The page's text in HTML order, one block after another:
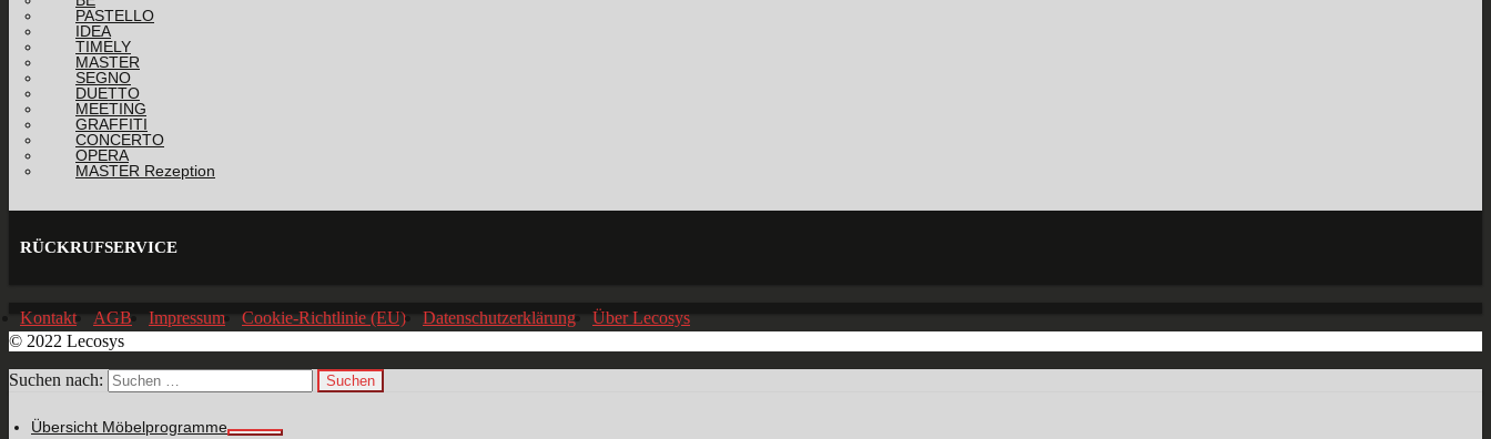
PASTELLO
IDEA
TIMELY
MASTER
SEGNO
DUETTO
MEETING
GRAFFITI
CONCERTO
OPERA
MASTER Rezeption
RÜCKRUFSERVICE
Kontakt AGB Impressum Cookie-Richtlinie (EU) Datenschutzerklärung
Über Lecosys
© 2022 Lecosys
Suchen nach:
Übersicht Möbelprogramme